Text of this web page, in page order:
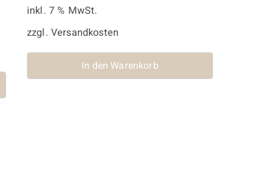
inkl. 7 % MwSt.
zzgl. Versandkosten
In den Warenkorb